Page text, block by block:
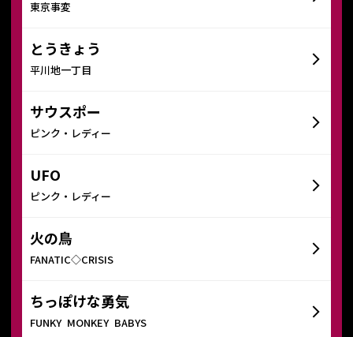
東京事変
とうきょう
平川地一丁目
サウスポー
ピンク・レディー
UFO
ピンク・レディー
火の鳥
FANATIC◇CRISIS
ちっぽけな勇気
FUNKY MONKEY BABYS